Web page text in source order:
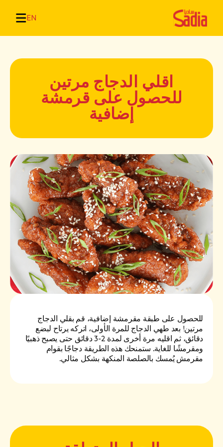
EN
اقلي الدجاج مرتين
للحصول على قرمشة
إضافية
للحصول على طبقة مقرمشة إضافية، قم بقلي الدجاج
مرتين! بعد طهي الدجاج للمرة الأولى، اتركه يرتاح لبضع
دقائق، ثم اقليه مرة أخرى لمدة 2-3 دقائق حتى يصبح ذهبيًا
ومقرمشًا للغاية. ستمنحك هذه الطريقة دجاجًا بقوام
مقرمش يُمسك بالصلصة المنكهة بشكل مثالي.